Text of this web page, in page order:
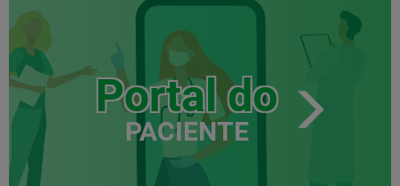
Portal do
PACIENTE